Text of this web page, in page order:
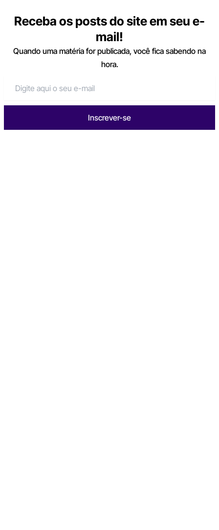
Receba os posts do site em seu e-
mail!
Quando uma matéria for publicada, você fica sabendo na
hora.
Inscrever-se